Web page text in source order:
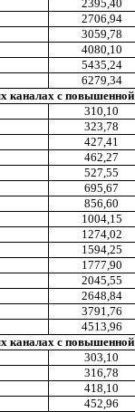
2395,40
2706,94
3059,78
4080,10
5435,24
6279,34
каналах с
310,10
323,78
427,41
462,27
527,55
695,67
856,60
1004,15
1274,02
1594,25
1777,90
2045,55
2648,84
3791,76
4513,96
каналах с
303,10
316,78
418,10
452,96